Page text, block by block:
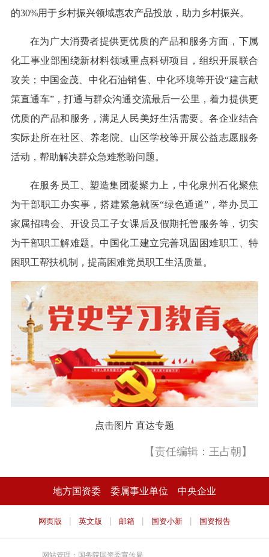
的30%用于乡村振兴领域惠农产品投放，助力乡村振兴。
在为广大消费者提供更优质的产品和服务方面，下属
化工事业部围绕新材料领域重点科研项目，组织开展联合
攻关；中国金茂、中化石油销售、中化环境等开设“建言献
策直通车”，打通与群众沟通交流最后一公里，着力提供更
优质的产品和服务，满足人民美好生活需要。各企业结合
实际赴所在社区、养老院、山区学校等开展公益志愿服务
活动，帮助解决群众急难愁盼问题。
在服务员工、塑造集团凝聚力上，中化泉州石化聚焦
为干部职工办实事，搭建紧急就医“绿色通道”，举办员工
家属招聘会、开设员工子女课后及假期托管服务等，切实
为干部职工解难题。中国化工建立完善巩固困难职工、特
困职工帮扶机制，提高困难党员职工生活质量。
点击图片 直达专题
【责任编辑：王占朝】
地方国资委 委属事业单位 中央企业
网页版 | 英文版 | 邮箱 | 国资小新 | 国资报告
网站管理：国务院国资委宣传局